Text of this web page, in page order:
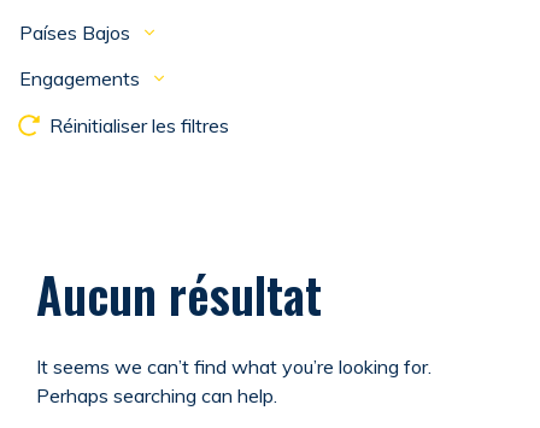
Países Bajos
Engagements
Réinitialiser les filtres
Aucun résultat
It seems we can’t find what you’re looking for.
Perhaps searching can help.